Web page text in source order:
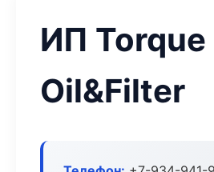
ИП Torque
Oil&Filter